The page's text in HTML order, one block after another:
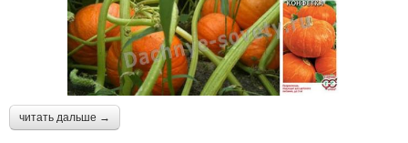
читать дальше →